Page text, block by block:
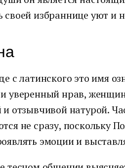
своей избраннице уют и
с латинского это имя
уверенный нрав,
и отзывчивой натурой.
не сразу, поскольку
эмоции и